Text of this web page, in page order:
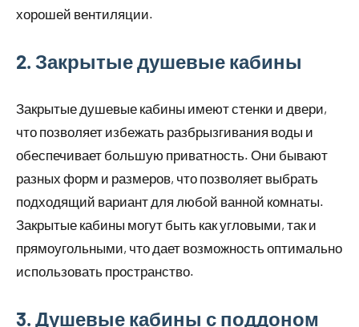
хорошей вентиляции.
2. Закрытые душевые кабины
Закрытые душевые кабины имеют стенки и двери,
что позволяет избежать разбрызгивания воды и
обеспечивает большую приватность. Они бывают
разных форм и размеров, что позволяет выбрать
подходящий вариант для любой ванной комнаты.
Закрытые кабины могут быть как угловыми, так и
прямоугольными, что дает возможность оптимально
использовать пространство.
3. Душевые кабины с поддоном